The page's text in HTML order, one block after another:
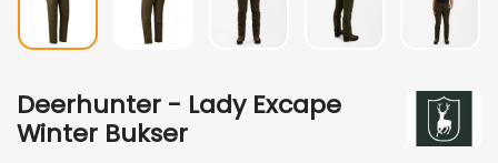
Deerhunter - Lady Excape
Winter Bukser